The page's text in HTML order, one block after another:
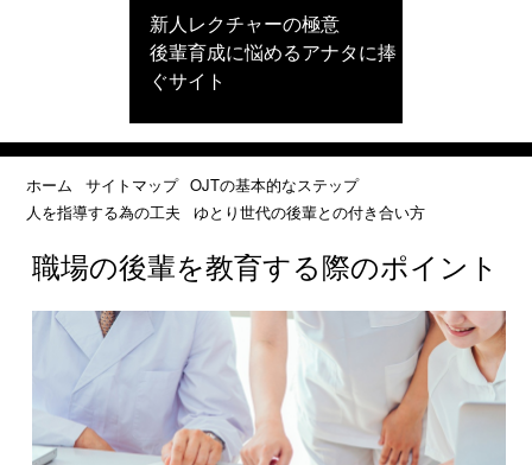
新人レクチャーの極意
後輩育成に悩めるアナタに捧
ぐサイト
ホーム サイトマップ OJTの基本的なステップ
人を指導する為の工夫
ゆとり世代の後輩との付き合い方
職場の後輩を教育する際のポイント